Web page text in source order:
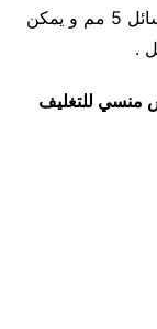
التي تم تغذيتها للماكينة قطر فتحة نزول السائل 5 مم و يمكن
منسي للتغليف